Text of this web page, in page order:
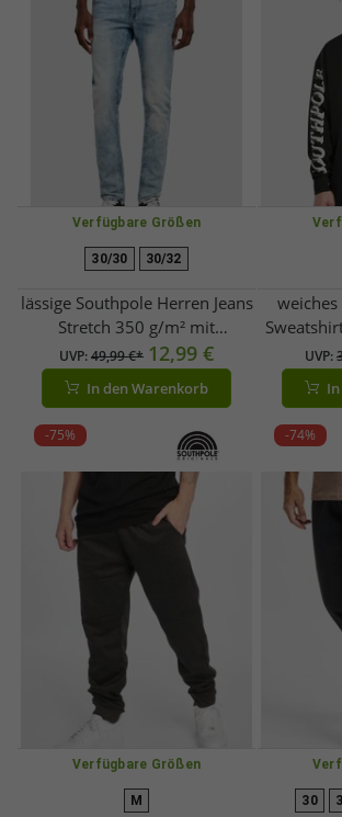
Verfügbare Größen
30/30 30/32
lässige Southpole Herren Jeans
Stretch 350 g/m² mit
Baumwolle Blau
UVP:49,99 €* 12,99 €
In den Warenkorb
mitUVP:
-75%
Verfügbare Größen
M
-74%
30